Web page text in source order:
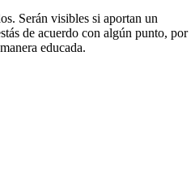
Serán visibles si aportan un
de acuerdo con algún punto, por
educada.